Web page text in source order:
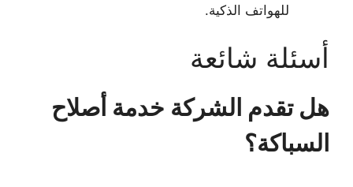
للهواتف الذكية.
أسئلة شائعة
هل تقدم الشركة خدمة أصلاح
السباكة؟